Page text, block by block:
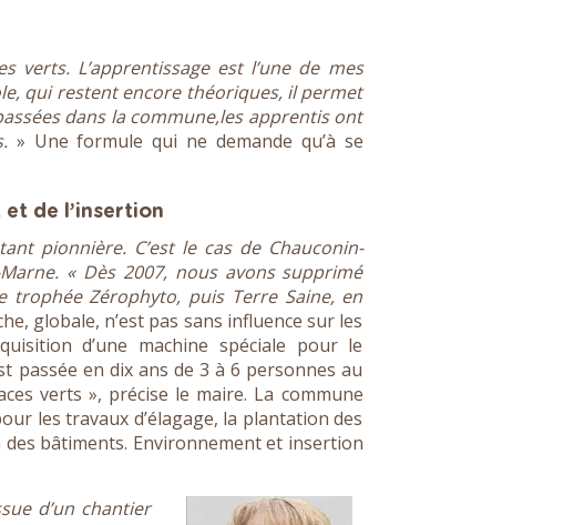
L’apprentissage est l’une de mes
qui restent encore théoriques, il permet
dans la commune,les apprentis ont
» Une formule qui ne demande qu’à se
de l’insertion
pionnière. C’est le cas de Chauconin-
« Dès 2007, nous avons supprimé
trophée Zérophyto, puis Terre Saine, en
globale, n’est pas sans influence sur les
d’une machine spéciale pour le
passée en dix ans de 3 à 6 personnes au
verts », précise le maire. La commune
les travaux d’élagage, la plantation des
bâtiments. Environnement et insertion
d’un chantier